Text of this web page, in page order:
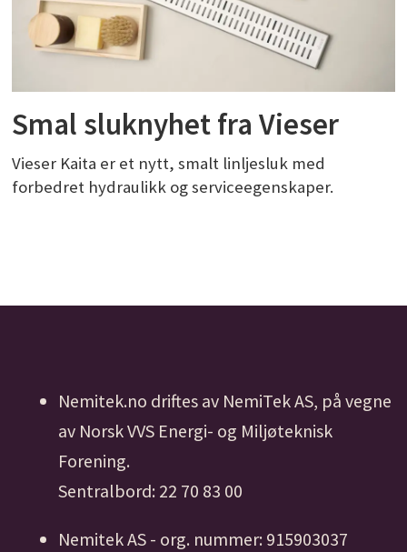
Smal sluknyhet fra Vieser
Vieser Kaita er et nytt, smalt linljesluk med
forbedret hydraulikk og serviceegenskaper.
Nemitek.no driftes av NemiTek AS, på vegne
av Norsk VVS Energi- og Miljøteknisk
Forening.
Sentralbord: 22 70 83 00
Nemitek AS - org. nummer: 915903037